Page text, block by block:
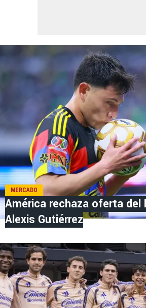
MERCADO
América rechaza oferta del
Alexis Gutiérrez